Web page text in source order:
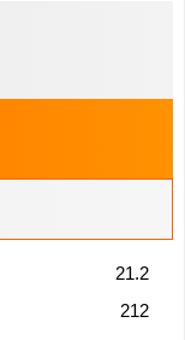
21.2
212